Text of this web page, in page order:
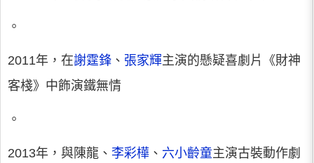
。
2011年，在謝霆鋒 、 張家輝主演的懸疑喜劇片《財神
客棧》中飾演鐵無情
。
2013年，與陳龍、 李彩樺 、 六小齡童主演古裝動作劇